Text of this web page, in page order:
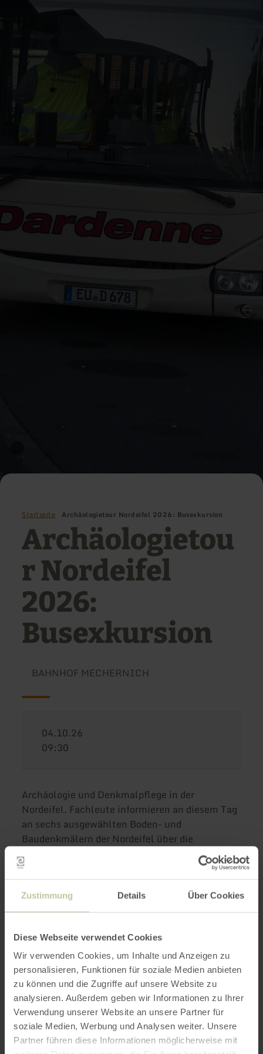
Zustimmung Details Über Cookies
Diese Webseite verwendet Cookies
Wir verwenden Cookies, um Inhalte und Anzeigen zu
personalisieren, Funktionen für soziale Medien anbieten
zu können und die Zugriffe auf unsere Website zu
analysieren. Außerdem geben wir Informationen zu Ihrer
Verwendung unserer Website an unsere Partner für
soziale Medien, Werbung und Analysen weiter. Unsere
Partner führen diese Informationen möglicherweise mit
Startseite Archäologietour Nordeifel 2026: Busexkursion
Archäologietou
r Nordeifel
2026:
Busexkursion
BAHNHOF MECHERNICH
04.10.26
09:30
Archäologie und Denkmalpflege in der
Nordeifel. Fachleute informieren an diesem Tag
an sechs ausgewählten Boden- und
Baudenkmälern der Nordeifel über die
Besonderheiten der Standorte.
Die Busexkursion führt Sie zu allen Plätzen der
Guides begleitet, die während der Fahrt
Wissenswertes zur Gegend, Geschichte und zu
den Tourstationen berichten. Alle Gäste werden
mit Headsets ausgestattet. Erleben Sie
zahlreiche Facetten der heimischen
Archäologie. Für gehörlose Menschen begleiten
Gebärdendolmetscherinnen in einem der Busse
die Exkursion.